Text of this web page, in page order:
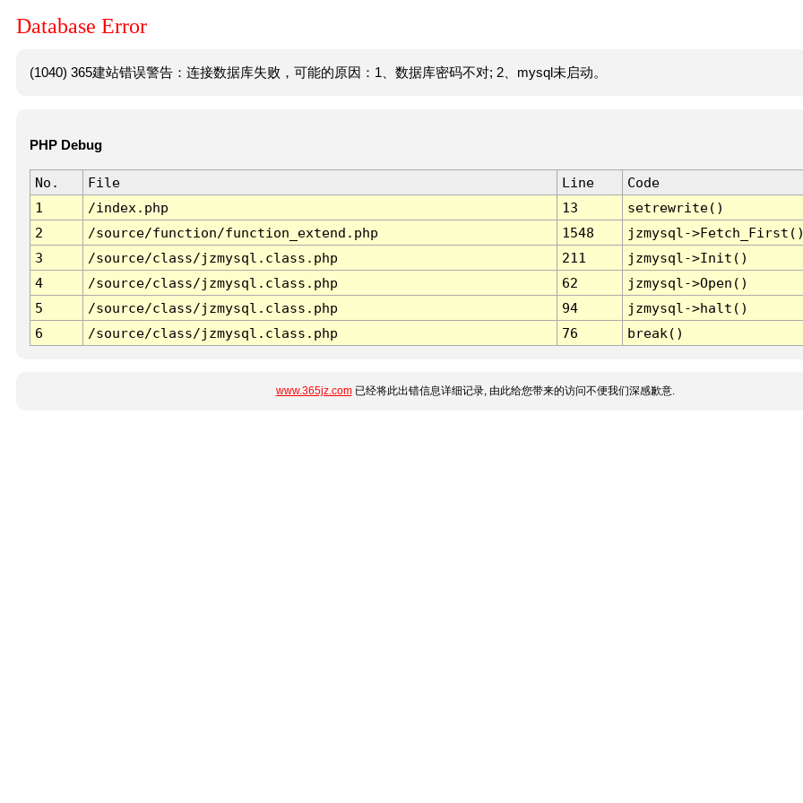
Database Error
(1040) 365建站错误警告：连接数据库失败，可能的原因：1、数据库密码不对; 2、mysql未启动。
PHP Debug
No. File Line
Code
1
/index.php 13
setrewrite()
2
/source/function/function_extend.php 1548
jzmysql-
3
/source/class/jzmysql.class.php 211
jzmysql->Init()
4
/source/class/jzmysql.class.php 62
jzmysql->Open()
5
/source/class/jzmysql.class.php 94
jzmysql->halt()
6
/source/class/jzmysql.class.php 76 break()
www.365jz.com已经将此出错信息详细记录, 由此给您带来的访问不便我们深感歉意.